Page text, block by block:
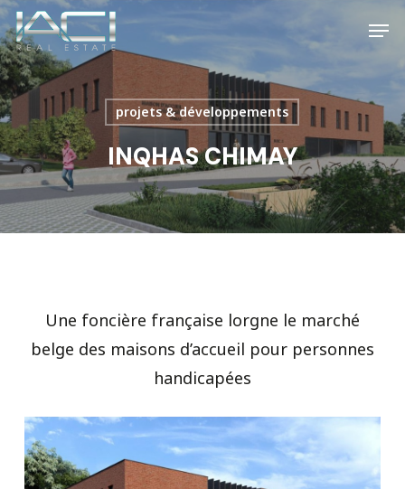
Skip
to
main
content
projets & développements
INQHAS CHIMAY
Une foncière française lorgne le marché
belge des maisons d’accueil pour personnes
handicapées